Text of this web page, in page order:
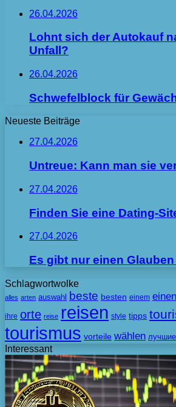
26.04.2026
Lohnt sich der Autokauf
Unfall?
26.04.2026
Schwefelblock für
Neueste Beiträge
27.04.2026
Untreue: Kann man sie
27.04.2026
Finden Sie eine Dating-
27.04.2026
Es gibt nur einen
Schlagwortwolke
alles arten auswahl beste besten einem einen
ihre orte reise reisen style tipps
tourismus vorteile wählen лучшие
Interessant